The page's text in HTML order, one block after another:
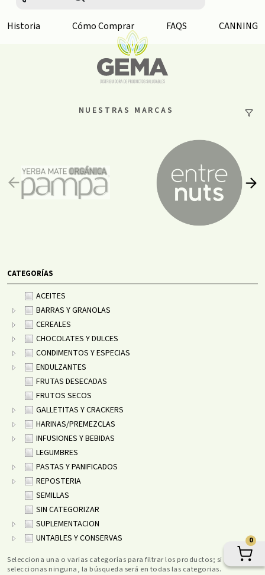
NUESTRAS MARCAS
CATEGORÍAS
ACEITES
BARRAS Y GRANOLAS
CEREALES
CHOCOLATES Y DULCES
CONDIMENTOS Y ESPECIAS
ENDULZANTES
FRUTAS DESECADAS
FRUTOS SECOS
GALLETITAS Y CRACKERS
HARINAS/PREMEZCLAS
INFUSIONES Y BEBIDAS
LEGUMBRES
PASTAS Y PANIFICADOS
REPOSTERIA
SEMILLAS
SIN CATEGORIZAR
SUPLEMENTACION
UNTABLES Y CONSERVAS
Selecciona una o varias categorías para filtrar los productos; si no
seleccionas ninguna, la búsqueda será en todas las categorias.
Historia Cómo Comprar FAQS CANNING
0